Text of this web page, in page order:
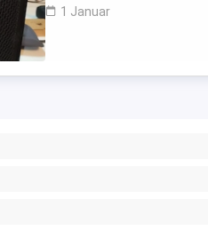
1 Januar